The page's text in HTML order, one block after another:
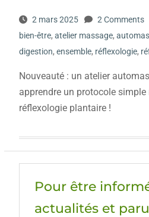
2 mars 2025 2 Comments
bien-être, atelier massage,
digestion, ensemble, réflexologie,
Nouveauté : un atelier
apprendre un protocole
réflexologie plantaire !
Pour être
actualités et